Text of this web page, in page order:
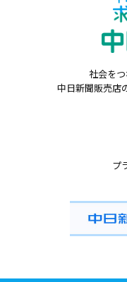
社会を
中日新聞販売店
プ